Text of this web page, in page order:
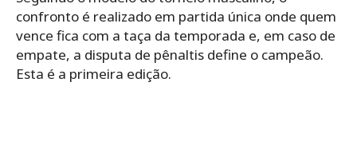
Seguindo o modelo do torneio masculino, o
confronto é realizado em partida única onde quem
vence fica com a taça da temporada e, em caso de
empate, a disputa de pênaltis define o campeão.
Esta é a primeira edição.